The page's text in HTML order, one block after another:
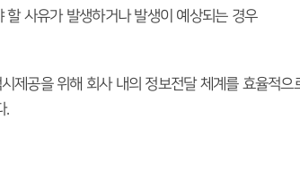
사유가 발생하거나 발생이 예상되는 경우
공을 위해 회사 내의 정보전달 체계를 효율적
.